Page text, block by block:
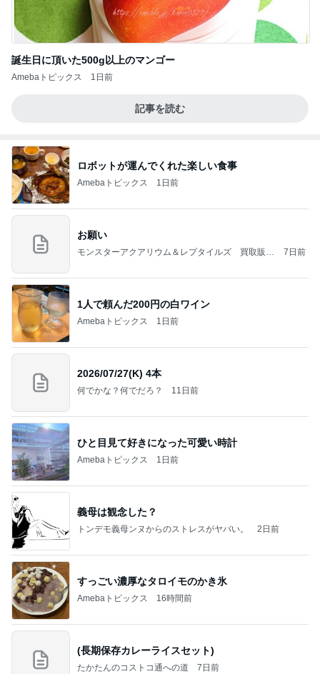
誕生日に頂いた500g以上のマンゴー
Amebaトピックス 1日前
記事を読む
ロボットが運んでくれた楽しい食事
Amebaトピックス 1日前
お願い
モンスターアクアリウム＆レプタイルズ 買取販売
7日前
1人で頼んだ200円の白ワイン
Amebaトピックス 1日前
2026/07/27(K) 4本
何でかな？何でだろ？ 11日前
ひと目見て好きになった可愛い時計
Amebaトピックス 1日前
義母は観念した？
トンデモ義母ンヌからのストレスがヤバい。 2日前
すっごい濃厚なタロイモのかき氷
Amebaトピックス 16時間前
(長期保存カレーライスセット)
たかたんのコストコ通への道 7日前